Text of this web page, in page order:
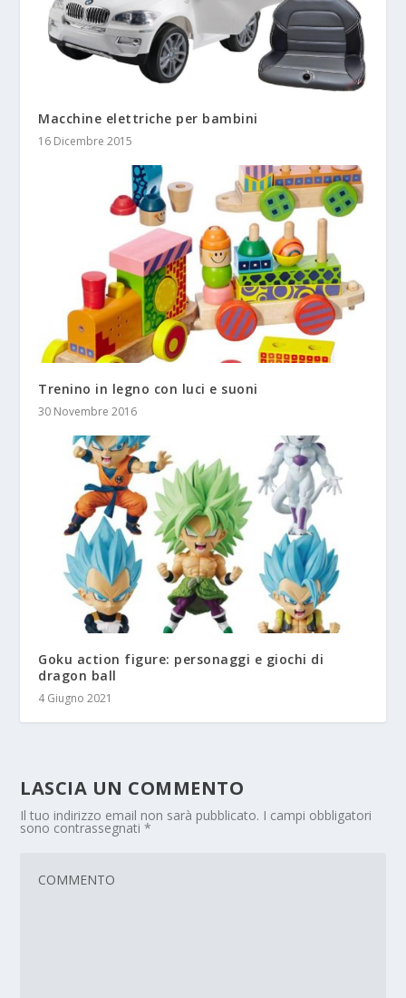
Macchine elettriche per bambini
16 Dicembre 2015
Trenino in legno con luci e suoni
30 Novembre 2016
Goku action figure: personaggi e giochi di
dragon ball
4 Giugno 2021
LASCIA UN COMMENTO
Il tuo indirizzo email non sarà pubblicato. I campi obbligatori
sono contrassegnati*